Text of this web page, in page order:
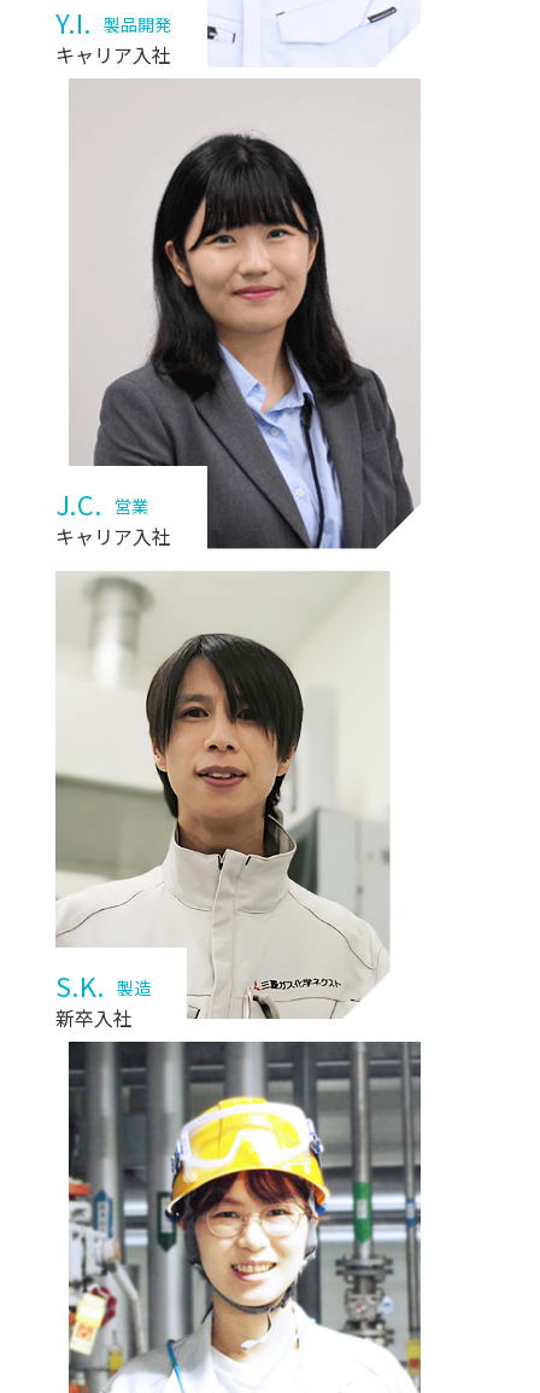
Y.I. 製品開発
キャリア入社
J.C. 営業
キャリア入社
S.K. 製造
新卒入社